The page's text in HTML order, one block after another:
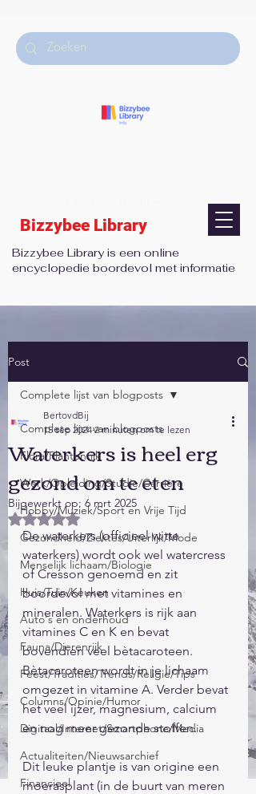
Bizzybee Library is een online
encyclopedie boordevol met informatie
Bizzybee Library
Post
Complete lijst van blogposts
Flora/Plantenrijk
Werk/Opleiding/Studie/Carrière
Hobby/Muziek/Sport en Vrije Tijd
Gezondheid/Ziektes/Uiterlijk/Mode
Menselijk lichaam/Biologie
Huis/Tuin/Keuken
Auto's en onderhoud
Fauna/Dierenrijk
Feest/Tradities/Trends/Religie/Tips
Columns/Opinie/Humor
Digitaal/Internet/Smartphone/Media
Actualiteiten/Nieuwsarchief
Financieel
Complete lijst van blogposts
Waterkers is heel erg
gezond om te eten
BertovdBij
15 sep 2024 2 minuten om te lezen
Bijgewerkt op: 6 mrt 2025
Beoordeeld met NaN uit 5 sterren.
De waterkers (officieel witte
waterkers) wordt ook wel watercress
of Cresson genoemd en zit
boordevol met vitamines en
mineralen. Waterkers is rijk aan
vitamines C en K en bevat
bovendien veel bètacaroteen.
Bètacaroteen wordt in je lichaam
omgezet in vitamine A. Verder bevat
het veel ijzer, magnesium, calcium
en nog meer gezonde stoffen.
Dit leuke plantje is van origine een
moerasplant (in de buurt van meren